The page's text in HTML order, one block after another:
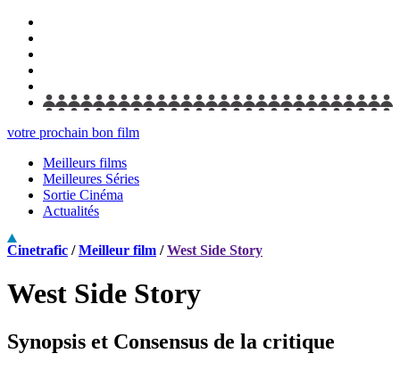
votre prochain bon film
Meilleurs films
Meilleures Séries
Sortie Cinéma
Actualités
Cinetrafic /Meilleur film /West Side Story
West Side Story
Synopsis et Consensus de la critique